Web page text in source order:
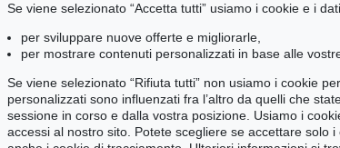
Solo offerte attuali
Se viene selezionato “Accetta tutti” usiamo i cookie e i
per sviluppare nuove offerte e migliorarle,
per mostrare contenuti personalizzati in base alle
Se viene selezionato “Rifiuta tutti” non usiamo i cookie
personalizzati sono influenzati fra l’altro da quelli che
sessione in corso e dalla vostra posizione. Usiamo i
accessi al nostro sito. Potete scegliere se accettare solo